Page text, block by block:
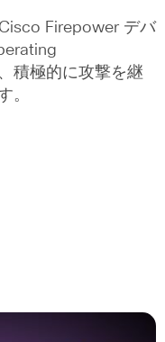
Firepower デバ
積極的に攻撃を継
。